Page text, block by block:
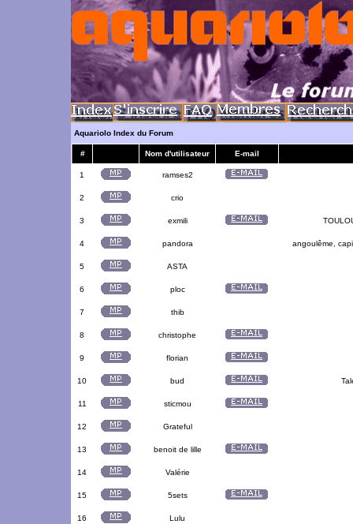
Aquariolo Index du Forum
# Nom d'utilisateur E-mail
1 ramses2
2 crio
3 exmili
4 pandora angoulême,
5 ASTA
6 ploc
7 thib
8 christophe
9 florian
10 bud
11 sticmou
12 Grateful
13 benoit de lille
14 Valérie
15 5sets
16 Lulu